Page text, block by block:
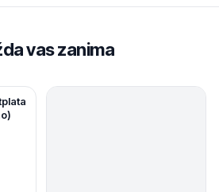
vas zanima